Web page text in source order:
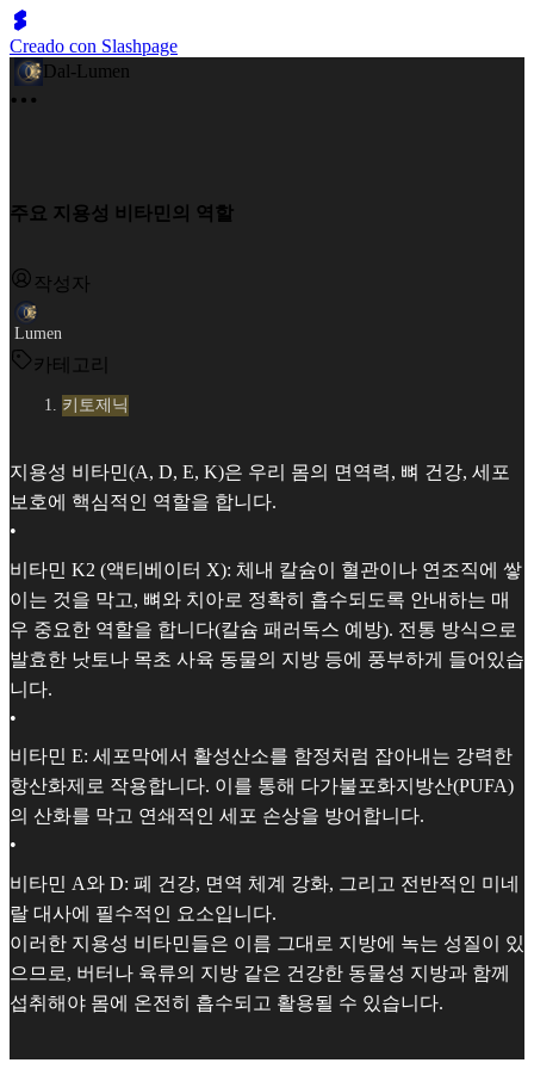
Creado con Slashpage
Dal-Lumen
주요 지용성 비타민의 역할
작성자
Lumen
카테고리
키토제닉
지용성 비타민(A, D, E, K)은 우리 몸의 면역력, 뼈 건강, 세포
보호에 핵심적인 역할을 합니다.
•
비타민 K2 (액티베이터 X): 체내 칼슘이 혈관이나 연조직에 쌓
이는 것을 막고, 뼈와 치아로 정확히 흡수되도록 안내하는 매
우 중요한 역할을 합니다(칼슘 패러독스 예방). 전통 방식으로
발효한 낫토나 목초 사육 동물의 지방 등에 풍부하게 들어있습
니다.
•
비타민 E: 세포막에서 활성산소를 함정처럼 잡아내는 강력한
항산화제로 작용합니다. 이를 통해 다가불포화지방산(PUFA)
의 산화를 막고 연쇄적인 세포 손상을 방어합니다.
•
비타민 A와 D: 폐 건강, 면역 체계 강화, 그리고 전반적인 미네
랄 대사에 필수적인 요소입니다.
이러한 지용성 비타민들은 이름 그대로 지방에 녹는 성질이 있
으므로, 버터나 육류의 지방 같은 건강한 동물성 지방과 함께
섭취해야 몸에 온전히 흡수되고 활용될 수 있습니다.